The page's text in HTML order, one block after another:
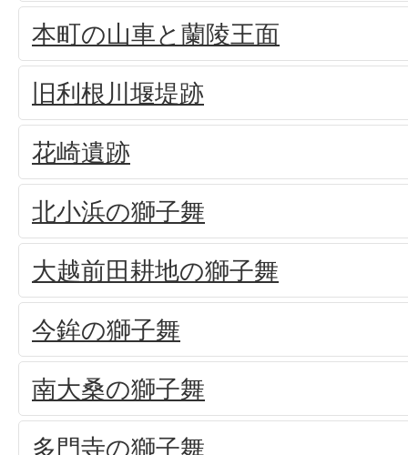
本町の山車と蘭陵王面
旧利根川堰堤跡
花崎遺跡
北小浜の獅子舞
大越前田耕地の獅子舞
今鉾の獅子舞
南大桑の獅子舞
多門寺の獅子舞